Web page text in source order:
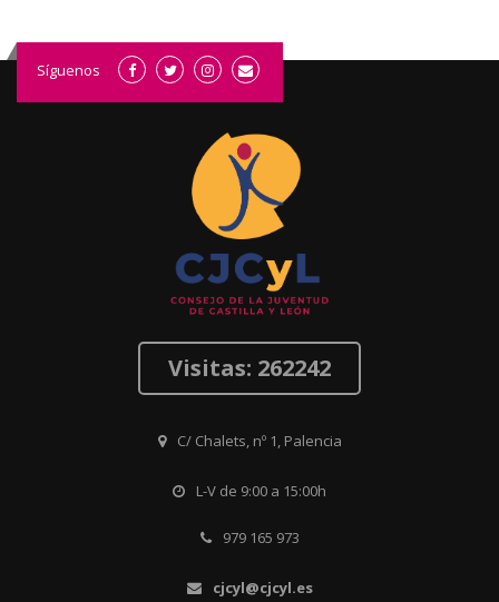
Síguenos
Visitas: 262242
C/ Chalets, nº 1, Palencia
L-V de 9:00 a 15:00h
979 165 973
cjcyl@cjcyl.es